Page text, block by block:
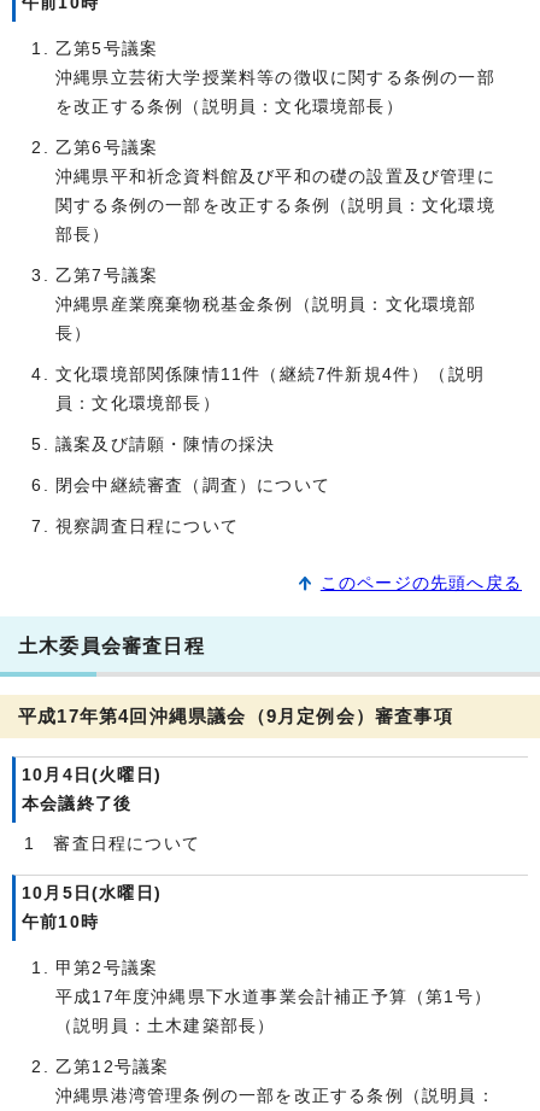
乙第5号議案
沖縄県立芸術大学授業料等の徴収に関する条例の一部
を改正する条例（説明員：文化環境部長）
乙第6号議案
沖縄県平和祈念資料館及び平和の礎の設置及び管理に
関する条例の一部を改正する条例（説明員：文化環境
部長）
乙第7号議案
沖縄県産業廃棄物税基金条例（説明員：文化環境部
長）
文化環境部関係陳情11件（継続7件新規4件）（説明
員：文化環境部長）
議案及び請願・陳情の採決
閉会中継続審査（調査）について
視察調査日程について
このページの先頭へ戻る
土木委員会審査日程
平成17年第4回沖縄県議会（9月定例会）審査事項
10月4日(火曜日)
本会議終了後
1 審査日程について
10月5日(水曜日)
午前10時
甲第2号議案
平成17年度沖縄県下水道事業会計補正予算（第1号）
（説明員：土木建築部長）
乙第12号議案
沖縄県港湾管理条例の一部を改正する条例（説明員：